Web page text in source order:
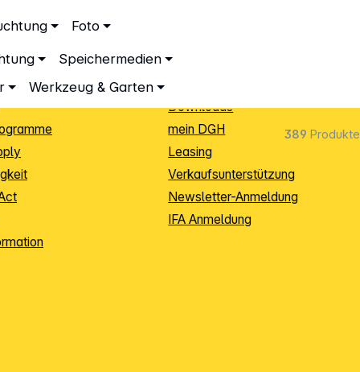
Foto
Speichermedien
Werkzeug & Garten
389 Produkte
Sendungsverfolgung
Downloads
mein DGH
Leasing
Verkaufsunterstützung
Newsletter-Anmeldung
IFA Anmeldung